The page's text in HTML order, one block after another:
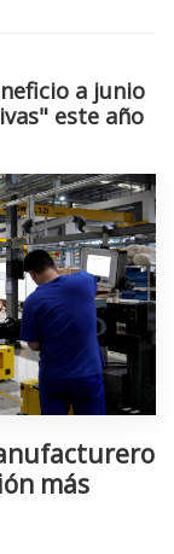
a junio
este año
más